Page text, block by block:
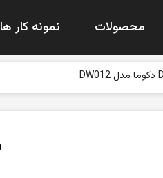
محصولات نمونه کار ها